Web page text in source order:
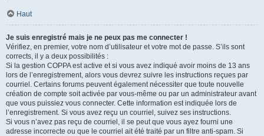
Haut
Je suis enregistré mais je ne peux pas me connecter !
Vérifiez, en premier, votre nom d’utilisateur et votre mot de passe. S’ils sont
corrects, il y a deux possibilités :
Si la gestion COPPA est active et si vous avez indiqué avoir moins de 13 ans
lors de l’enregistrement, alors vous devrez suivre les instructions reçues par
courriel. Certains forums peuvent également nécessiter que toute nouvelle
création de compte soit activée par vous-même ou par un administrateur avant
que vous puissiez vous connecter. Cette information est indiquée lors de
l’enregistrement. Si vous avez reçu un courriel, suivez ses instructions.
Si vous n’avez pas reçu de courriel, il se peut que vous ayez fourni une
adresse incorrecte ou que le courriel ait été traité par un filtre anti-spam. Si